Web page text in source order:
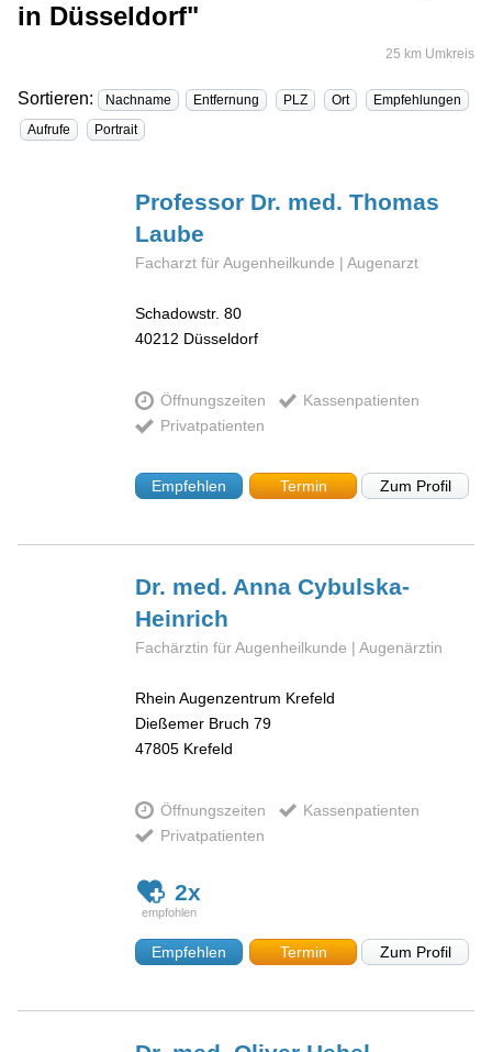
in Düsseldorf"
25 km Umkreis
Sortieren: Nachname Entfernung PLZ Ort
Empfehlungen
Aufrufe
Portrait
Professor Dr. med. Thomas
Laube
Facharzt für Augenheilkunde | Augenarzt
Schadowstr. 80
40212 Düsseldorf
Öffnungszeiten
Kassenpatienten
Privatpatienten
Empfehlen Termin Zum Profil
Dr. med. AnnaCybulska-
Heinrich
Fachärztin für Augenheilkunde | Augenärztin
Rhein Augenzentrum Krefeld
Dießemer Bruch 79
47805 Krefeld
Öffnungszeiten
Kassenpatienten
Privatpatienten
2x
Empfehlen Termin Zum Profil